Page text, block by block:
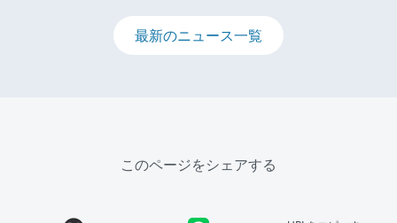
最新のニュース一覧
このページをシェアする